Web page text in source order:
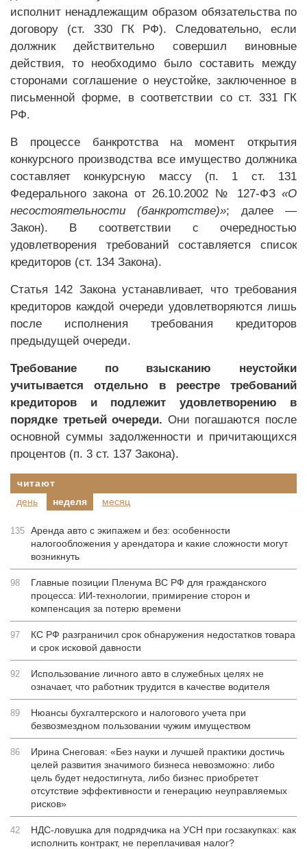
исполнит ненадлежащим образом обязательства по
договору (ст. 330 ГК РФ). Следовательно, если
должник действительно совершил виновные
действия, то необходимо было составить между
сторонами соглашение о неустойке, заключенное в
письменной форме, в соответствии со ст. 331 ГК
РФ.
В процессе банкротства на момент открытия
конкурсного производства все имущество должника
составляет конкурсную массу (п. 1 ст. 131
Федерального закона от 26.10.2002 № 127-ФЗ «О
несостоятельности (банкротстве)»;
далее —
Закон). В соответствии с очередностью
удовлетворения требований составляется список
кредиторов (ст. 134 Закона).
Статья 142 Закона устанавливает, что требования
кредиторов каждой очереди удовлетворяются лишь
после исполнения требования кредиторов
предыдущей очереди.
Требование по взысканию неустойки
учитывается отдельно в реестре требований
кредиторов и подлежит удовлетворению в
порядке третьей очереди. Они погашаются после
основной суммы задолженности и причитающихся
процентов (п. 3 ст. 137 Закона).
читают
день
неделя месяц
135 Аренда авто с экипажем и без: особенности
налогообложения у арендатора и какие сложности могут
возникнуть
98
Главные позиции Пленума ВС РФ для гражданского
процесса: ИИ-технологии, примирение сторон и
компенсация за потерю времени
97
КС РФ разграничил срок обнаружения недостатков товара
и срок исковой давности
92
Использование личного авто в служебных целях не
означает, что работник трудится в качестве водителя
89
Нюансы бухгалтерского и налогового учета при
безвозмездном пользовании чужим имуществом
86
Ирина Снеговая: «Без науки и лучшей практики достичь
целей развития значимого бизнеса невозможно: либо
цель будет недостигнута, либо бизнес приобретет
отсутствие эффективности и генерацию неуправляемых
рисков»
42
НДС-ловушка для подрядчика на УСН при госзакупках: как
исполнить контракт, не переплачивая налог?